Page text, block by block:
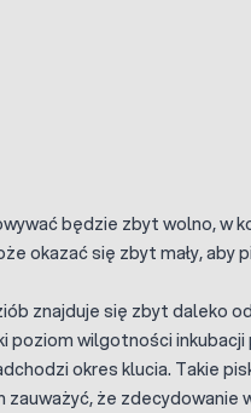
będzie zbyt wolno, w
okazać się zbyt mały, aby
znajduje się zbyt daleko
wilgotności
okres klucia. Takie
że